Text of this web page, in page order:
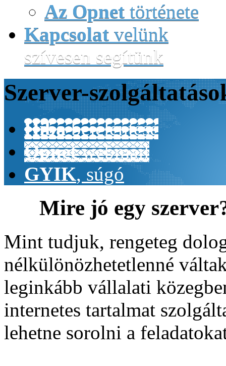
Az Opnet története
Kapcsolat velünk
szívesen segítünk
Szerver-
Hibabejelentése
Opnetwebmail
GYIK, súgó
Mire jó egy
Mint tudjuk, rengeteg
nélkülönözhetetlenné
leginkább vállalati
internetes tartalmat
lehetne sorolni a